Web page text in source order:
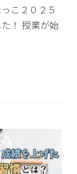
こ２０２５
！ 授業が始